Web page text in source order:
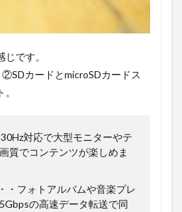
です。
カードとmicroSDカードス
対応で大型モニターやテ
質でコンテンツが楽しめま
・フォトアルバムや音楽プレ
の高速データ転送で同